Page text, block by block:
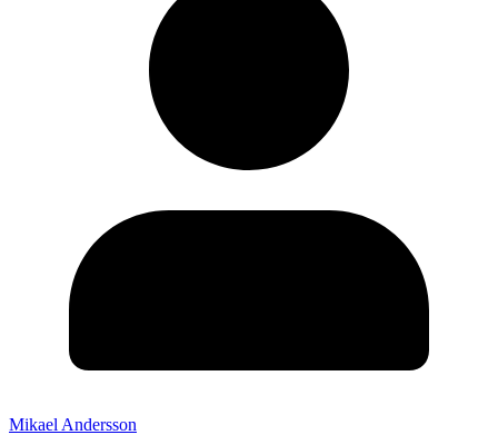
Mikael Andersson